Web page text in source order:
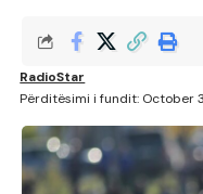
Përditësimi i fundit: October
RadioStar